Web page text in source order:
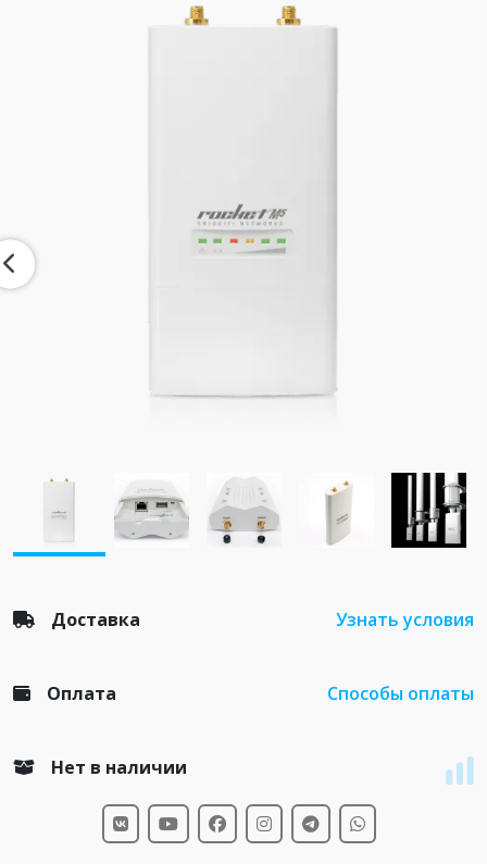
Доставка Узнать условия
Оплата Способы оплаты
Нет в наличии